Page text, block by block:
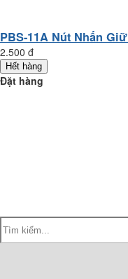
PBS-11A Nút Nhấn
2.500 đ
Hết hàng
Đặt hàng